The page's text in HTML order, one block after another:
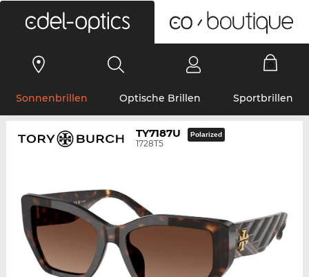
Sonnenbrillen Optische Brillen Sportbrillen
TY7187U
1728T5
Polarized